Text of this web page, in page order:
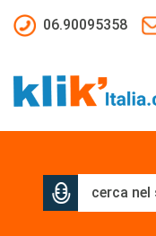
06.90095358